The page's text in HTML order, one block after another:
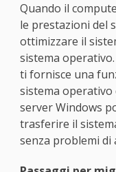
Quando il
le prestazioni del
ottimizzare il
sistema
ti fornisce una
sistema
server Windows
trasferire il
senza problemi di